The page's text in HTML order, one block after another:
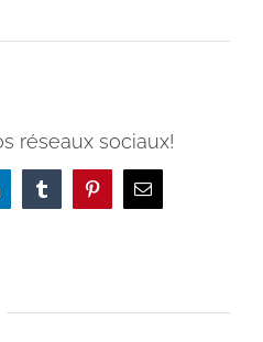
réseaux sociaux!
TumblrPinterestEmail